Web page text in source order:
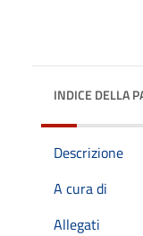
INDICE DELLA
Descrizione
A cura di
Allegati